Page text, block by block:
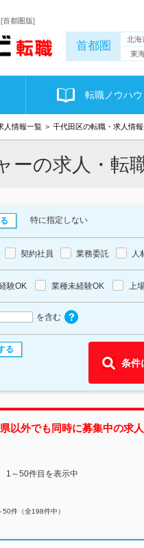
首都圏版]
首都圏 北海
東
転職ノウハウ
人情報一覧 千代田区の転職・求人情
ーの求人・転
特に指定しない
契約社員 業務委託 人
験OK 業種未経験OK 上
を含む
る
条件
以外でも同時に募集中の求人
1～50件目を表示中
50件（全198件中）